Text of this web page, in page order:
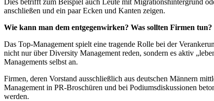
anschließen und ein paar Ecken und Kanten zeigen.
Wie kann man dem entgegenwirken? Was sollten Firmen tun?
Das Top-Management spielt eine tragende Rolle bei der
nicht nur über Diversity Management reden, sondern es aktiv
Managements selbst an.
Firmen, deren Vorstand ausschließlich aus deutschen Männern
Management in PR-Broschüren und bei Podiumsdiskussionen
werden.